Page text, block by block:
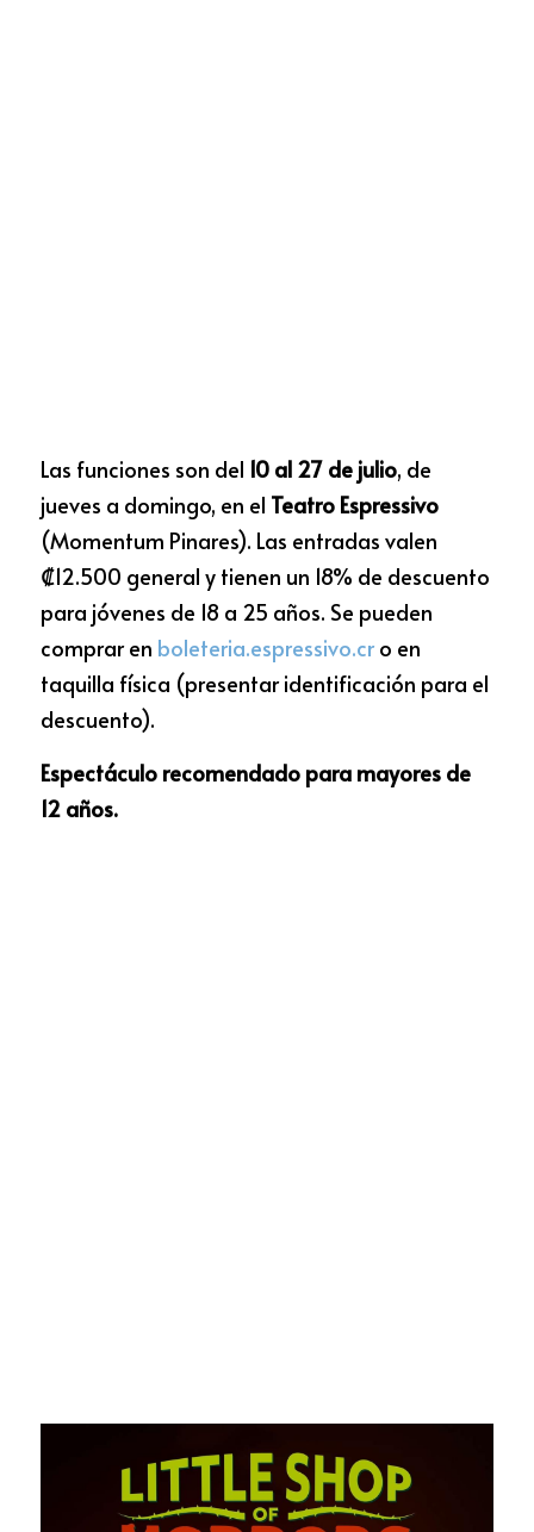
Las funciones son del 10 al 27 de julio, de
jueves a domingo, en el Teatro Espressivo
(Momentum Pinares). Las entradas valen
₡12.500 general y tienen un 18% de descuento
para jóvenes de 18 a 25 años. Se pueden
comprar en boleteria.espressivo.cr o en
taquilla física (presentar identificación para el
descuento).
Espectáculo recomendado para mayores de
12 años.